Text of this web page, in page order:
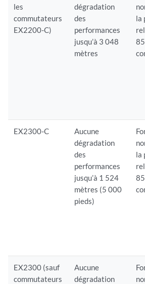
les
commutateurs
EX2200-C)
dégradation
des
performances
jusqu’à 3 048
mètres
la
EX2300-C
Aucune
dégradation
des
performances
jusqu’à 1 524
mètres (5 000
pieds)
la
EX2300 (sauf
commutateurs
Aucune
dégradation